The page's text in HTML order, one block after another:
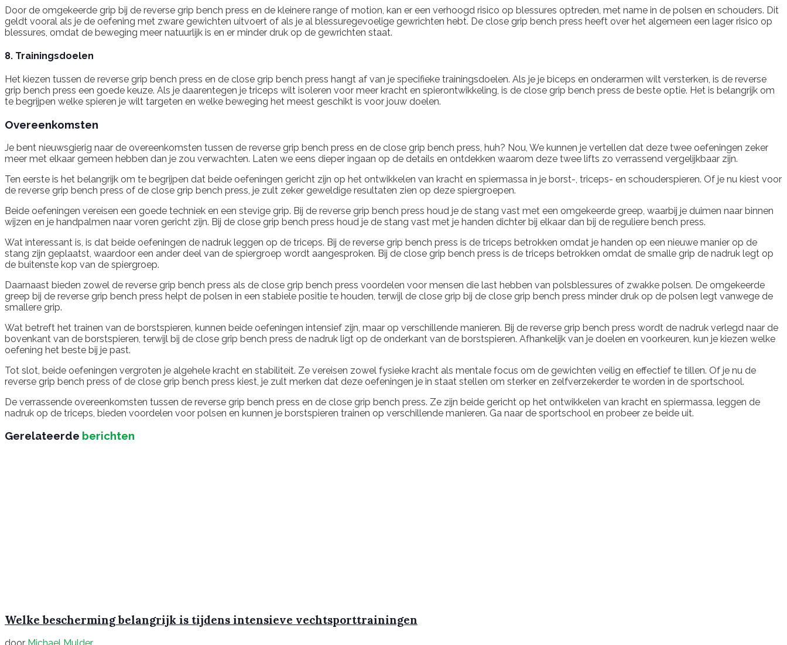
Door de omgekeerde grip bij de reverse grip bench press en de kleinere range of motion, kan er een verhoogd risico op blessures optreden, met name in de polsen en schouders. Dit
geldt vooral als je de oefening met zware gewichten uitvoert of als je al blessuregevoelige gewrichten hebt. De close grip bench press heeft over het algemeen een lager risico op
blessures, omdat de beweging meer natuurlijk is en er minder druk op de gewrichten staat.
8. Trainingsdoelen
Het kiezen tussen de reverse grip bench press en de close grip bench press hangt af van je specifieke trainingsdoelen. Als je je biceps en onderarmen wilt versterken, is de reverse
grip bench press een goede keuze. Als je daarentegen je triceps wilt isoleren voor meer kracht en spierontwikkeling, is de close grip bench press de beste optie. Het is belangrijk om
te begrijpen welke spieren je wilt targeten en welke beweging het meest geschikt is voor jouw doelen.
Overeenkomsten
Je bent nieuwsgierig naar de overeenkomsten tussen de reverse grip bench press en de close grip bench press, huh? Nou, We kunnen je vertellen dat deze twee oefeningen zeker
meer met elkaar gemeen hebben dan je zou verwachten. Laten we eens dieper ingaan op de details en ontdekken waarom deze twee lifts zo verrassend vergelijkbaar zijn.
Ten eerste is het belangrijk om te begrijpen dat beide oefeningen gericht zijn op het ontwikkelen van kracht en spiermassa in je borst-, triceps- en schouderspieren. Of je nu kiest voor
de reverse grip bench press of de close grip bench press, je zult zeker geweldige resultaten zien op deze spiergroepen.
Beide oefeningen vereisen een goede techniek en een stevige grip. Bij de reverse grip bench press houd je de stang vast met een omgekeerde greep, waarbij je duimen naar binnen
wijzen en je handpalmen naar voren gericht zijn. Bij de close grip bench press houd je de stang vast met je handen dichter bij elkaar dan bij de reguliere bench press.
Wat interessant is, is dat beide oefeningen de nadruk leggen op de triceps. Bij de reverse grip bench press is de triceps betrokken omdat je handen op een nieuwe manier op de
stang zijn geplaatst, waardoor een ander deel van de spiergroep wordt aangesproken. Bij de close grip bench press is de triceps betrokken omdat de smalle grip de nadruk legt op
de buitenste kop van de spiergroep.
Daarnaast bieden zowel de reverse grip bench press als de close grip bench press voordelen voor mensen die last hebben van polsblessures of zwakke polsen. De omgekeerde
greep bij de reverse grip bench press helpt de polsen in een stabiele positie te houden, terwijl de close grip bij de close grip bench press minder druk op de polsen legt vanwege de
smallere grip.
Wat betreft het trainen van de borstspieren, kunnen beide oefeningen intensief zijn, maar op verschillende manieren. Bij de reverse grip bench press wordt de nadruk verlegd naar de
bovenkant van de borstspieren, terwijl bij de close grip bench press de nadruk ligt op de onderkant van de borstspieren. Afhankelijk van je doelen en voorkeuren, kun je kiezen welke
oefening het beste bij je past.
Tot slot, beide oefeningen vergroten je algehele kracht en stabiliteit. Ze vereisen zowel fysieke kracht als mentale focus om de gewichten veilig en effectief te tillen. Of je nu de
reverse grip bench press of de close grip bench press kiest, je zult merken dat deze oefeningen je in staat stellen om sterker en zelfverzekerder te worden in de sportschool.
De verrassende overeenkomsten tussen de reverse grip bench press en de close grip bench press. Ze zijn beide gericht op het ontwikkelen van kracht en spiermassa, leggen de
nadruk op de triceps, bieden voordelen voor polsen en kunnen je borstspieren trainen op verschillende manieren. Ga naar de sportschool en probeer ze beide uit.
Gerelateerde berichten
Welke bescherming belangrijk is tijdens intensieve vechtsporttrainingen